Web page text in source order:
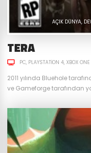
AÇIK DÜNYA
TERA
PC PLAYSTATION 4 XBOX ONE
2011 yılında Bluehole
ve Gameforge tarafından
başında geliyor. Bunun
Dövüş Sistemi TERA‘yı
dövüş mekanikleri. Hatta
mekanikleri birçok MMORPG...